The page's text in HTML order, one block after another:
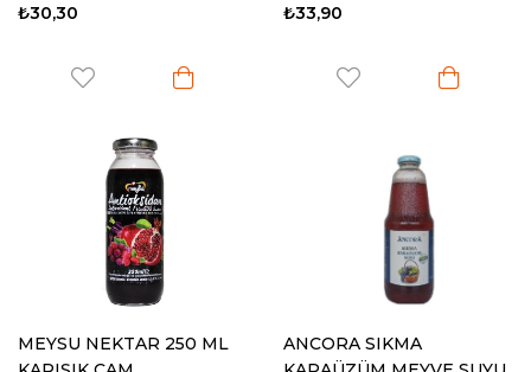
₺30,30 ₺33,90
MEYSU NEKTAR 250 ML
ANCORA SIKMA